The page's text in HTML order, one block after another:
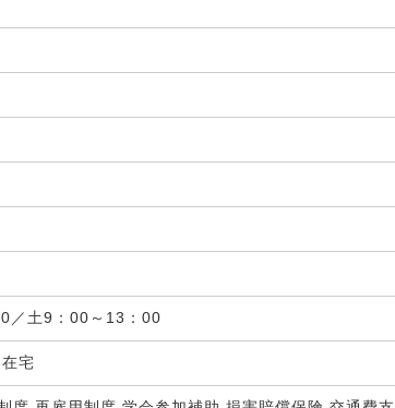
／土9：00～13：00
宅